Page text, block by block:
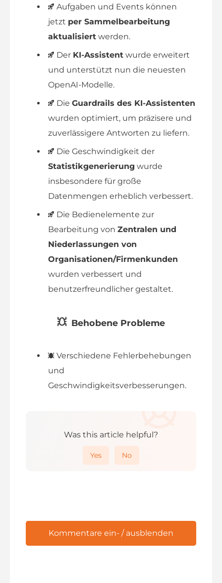
Aufgaben und Events können
jetzt per Sammelbearbeitung
aktualisiert werden.
Der KI-Assistent wurde erweitert
und unterstützt nun die neuesten
OpenAI-Modelle.
Die Guardrails des KI-Assistenten
wurden optimiert, um präzisere und
zuverlässigere Antworten zu liefern.
Die Geschwindigkeit der
Statistikgenerierung wurde
insbesondere für große
Datenmengen erheblich verbessert.
Die Bedienelemente zur
Bearbeitung von Zentralen und
Niederlassungen von
Organisationen/Firmenkunden
wurden verbessert und
benutzerfreundlicher gestaltet.
Behobene Probleme
Verschiedene Fehlerbehebungen
und
Geschwindigkeitsverbesserungen.
Was this article helpful?
Yes No
Kommentare ein- / ausblenden